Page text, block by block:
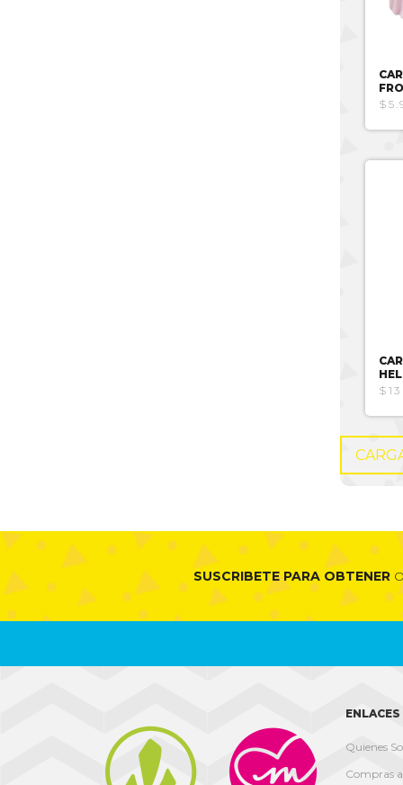
$13
SUSCRIBETE PARA OBTENER
Quienes
Compras